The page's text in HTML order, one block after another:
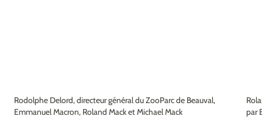
Rodolphe Delord, directeur général du ZooParc de Beauval,
Emmanuel Macron, Roland Mack et Michael Mack
par